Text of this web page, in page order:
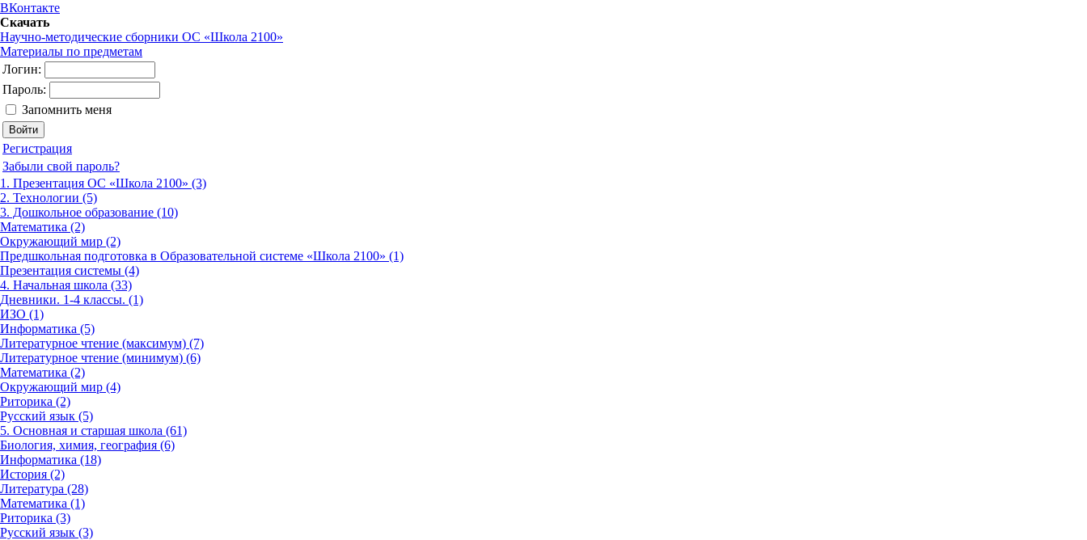
ВКонтакте
Скачать
Научно-методические сборники ОС «Школа 2100»
Материалы по предметам
Логин:
Пароль:
Запомнить меня
Регистрация
Забыли свой пароль?
1. Презентация ОС «Школа 2100» (3)
2. Технологии (5)
3. Дошкольное образование (10)
Математика (2)
Окружающий мир (2)
Предшкольная подготовка в Образовательной системе «Школа 2100» (1)
Презентация системы (4)
4. Начальная школа (33)
Дневники. 1-4 классы. (1)
ИЗО (1)
Информатика (5)
Литературное чтение (максимум) (7)
Литературное чтение (минимум) (6)
Математика (2)
Окружающий мир (4)
Риторика (2)
Русский язык (5)
5. Основная и старшая школа (61)
Биология, химия, география (6)
Информатика (18)
История (2)
Литература (28)
Математика (1)
Риторика (3)
Русский язык (3)